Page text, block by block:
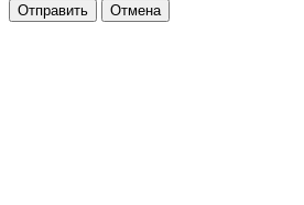
Отправить Отмена